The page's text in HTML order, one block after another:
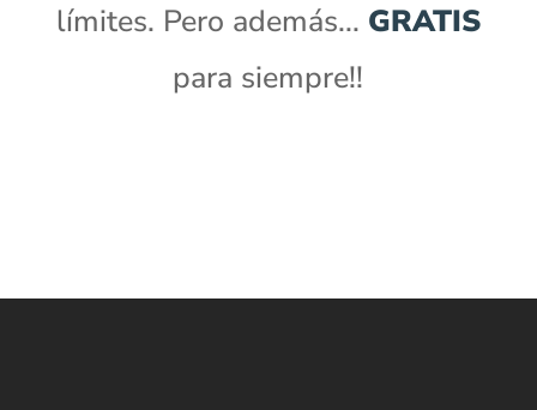
límites. Pero además... GRATIS
para siempre!!